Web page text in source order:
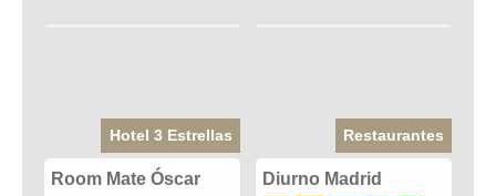
Hotel 3 Estrellas
Room Mate Óscar
Restaurantes
Diurno Madrid